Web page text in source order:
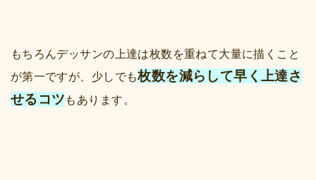
もちろんデッサンの上達は枚数を重ねて大量に描くこと
が第一ですが、少しでも枚数を減らして早く上達さ
せるコツ もあります。